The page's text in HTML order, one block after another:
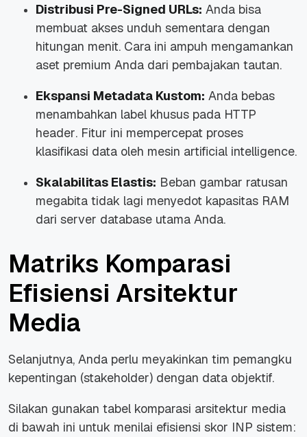
Distribusi Pre-Signed URLs: Anda bisa
membuat akses unduh sementara dengan
hitungan menit. Cara ini ampuh mengamankan
aset premium Anda dari pembajakan tautan.
Ekspansi Metadata Kustom: Anda bebas
menambahkan label khusus pada HTTP
header. Fitur ini mempercepat proses
klasifikasi data oleh mesin artificial intelligence.
Skalabilitas Elastis: Beban gambar ratusan
megabita tidak lagi menyedot kapasitas RAM
dari server database utama Anda.
Matriks Komparasi
Efisiensi Arsitektur
Media
Selanjutnya, Anda perlu meyakinkan tim pemangku
kepentingan (stakeholder) dengan data objektif.
Silakan gunakan tabel komparasi arsitektur media
di bawah ini untuk menilai efisiensi skor INP sistem: